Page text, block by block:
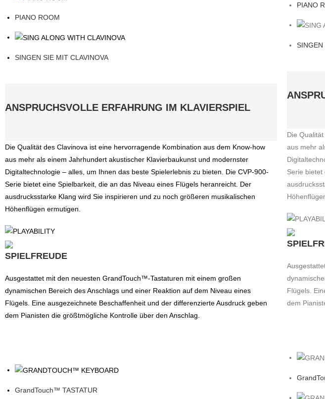
PIANO ROOM
SINGEN SIE MIT CLAVINOVA
ANSPRUCHSVOLLE ERFAHRUNG IM KLAVIERSPIEL
Die Qualität des Clavinova ist eine hervorragende Kombination aus dem Know-how
aus mehr als einem Jahrhundert akustischer Klavierbaukunst und modernster
Digitaltechnologie – alles, um Ihnen das beste Spielerlebnis zu bieten. Die CVP-900-
Serie bietet eine Spielbarkeit, die an das Niveau eines Flügels heranreicht. Der
ausdrucksstarke Klang wird Sie inspirieren und zu noch größeren musikalischen
Höhenflügen ermutigen.
SPIELFREUDE
Ausgestattet mit den neuesten GrandTouch™-Tastaturen mit einem großen
dynamischen Bereich des Anschlags und einer Reaktion auf dem Niveau eines
Flügels. Eine ausgezeichnete Beschaffenheit und der differenzierte Ausdruck geben
dem Pianisten die größtmögliche Kontrolle über den Anschlag.
GrandTouch™ TASTATUR
PIANO
SINGEN
Die
aus mehr
Serie
Flügels.
dem